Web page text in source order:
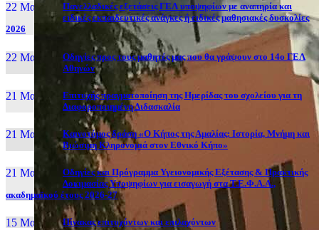
22 Μαι, 26
Πανελλαδικές εξετάσεις ΓΕΛ υποψηφίων με αναπηρία και
ειδικές εκπαιδευτικές ανάγκες ή ειδικές μαθησιακές δυσκολίες
2026
22 Μαι, 26
Οδηγίες προς τους μαθητές μας που θα γράψουν στο 14ο ΓΕΛ
Αθηνών
21 Μαι, 26
Επιτυχής πραγματοποίηση της Ημερίδας του σχολείου για τη
Διαφοροποιημένη Διδασκαλία
21 Μαι, 26
Καινοτόμος δράση «Ο Κήπος της Αμαλίας: Ιστορία, Μνήμη και
Βιώσιμη Κληρονομιά στον Εθνικό Κήπο»
21 Μαι, 26
Οδηγίες και Πρόγραμμα Υγειονομικής Εξέτασης & Πρακτικής
Δοκιμασίας Υποψηφίων για εισαγωγή στα Τ.Ε.Φ.Α.Α.,
ακαδημαϊκού έτους 2026-27
15 Μαι, 26 Πίνακας επιτυχόντων και επιλαχόντων